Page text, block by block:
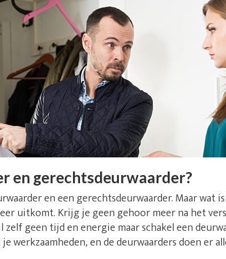
en gerechtsdeurwaarder?
en een gerechtsdeurwaarder. Maar wat
uitkomt. Krijg je geen gehoor meer na het
geen tijd en energie maar schakel een
werkzaamheden, en de deurwaarders doen er